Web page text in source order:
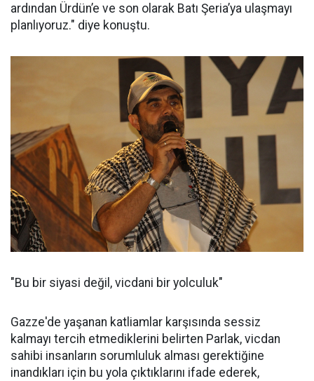
ardından Ürdün’e ve son olarak Batı Şeria’ya ulaşmayı
planlıyoruz." diye konuştu.
"Bu bir siyasi değil, vicdani bir yolculuk"
Gazze'de yaşanan katliamlar karşısında sessiz
kalmayı tercih etmediklerini belirten Parlak, vicdan
sahibi insanların sorumluluk alması gerektiğine
inandıkları için bu yola çıktıklarını ifade ederek,